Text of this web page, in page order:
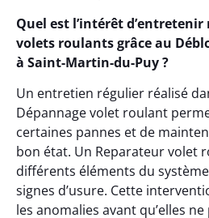
Quel est l’intérêt
volets roulants grâce au
à Saint-Martin-du-Puy ?
Un entretien régulier réalisé
Dépannage volet roulant
certaines pannes et de
bon état. Un Reparateur volet
différents éléments du
signes d’usure. Cette
les anomalies avant qu’elles